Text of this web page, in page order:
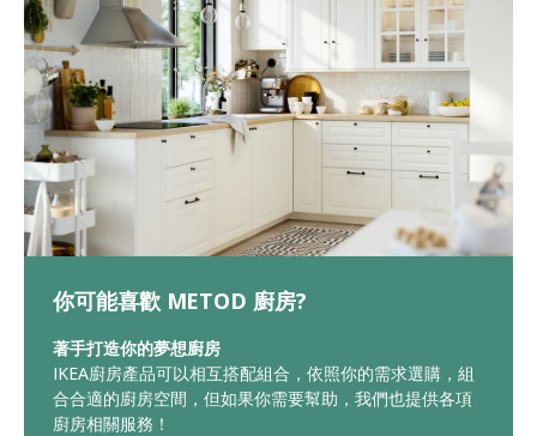
你可能喜歡 METOD 廚房?
著手打造你的夢想廚房
IKEA廚房產品可以相互搭配組合，依照你的需求選購，組
合合適的廚房空間，但如果你需要幫助，我們也提供各項
廚房相關服務！